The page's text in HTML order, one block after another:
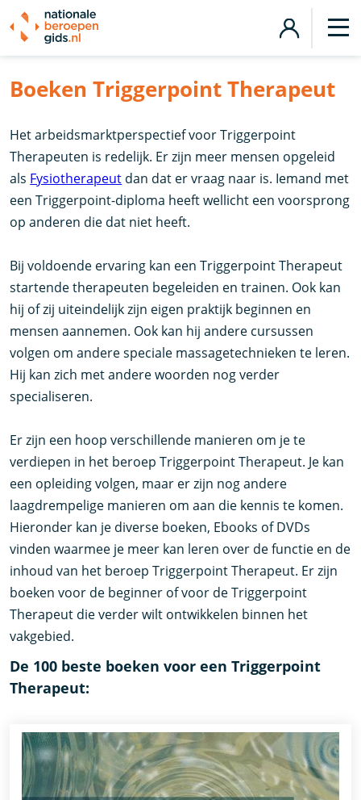
Boeken Triggerpoint Therapeut
Het arbeidsmarktperspectief voor Triggerpoint
Therapeuten is redelijk. Er zijn meer mensen opgeleid
als Fysiotherapeut dan dat er vraag naar is. Iemand met
een Triggerpoint-diploma heeft wellicht een voorsprong
op anderen die dat niet heeft.
Bij voldoende ervaring kan een Triggerpoint Therapeut
startende therapeuten begeleiden en trainen. Ook kan
hij of zij uiteindelijk zijn eigen praktijk beginnen en
mensen aannemen. Ook kan hij andere cursussen
volgen om andere speciale massagetechnieken te leren.
Hij kan zich met andere woorden nog verder
specialiseren.
Er zijn een hoop verschillende manieren om je te
verdiepen in het beroep Triggerpoint Therapeut. Je kan
een opleiding volgen, maar er zijn nog andere
laagdrempelige manieren om aan die kennis te komen.
Hieronder kan je diverse boeken, Ebooks of DVDs
vinden waarmee je meer kan leren over de functie en de
inhoud van het beroep Triggerpoint Therapeut. Er zijn
boeken voor de beginner of voor de Triggerpoint
Therapeut die verder wilt ontwikkelen binnen het
vakgebied.
De 100 beste boeken voor een Triggerpoint
Therapeut: